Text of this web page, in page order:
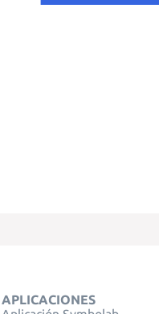
APLICACIONES